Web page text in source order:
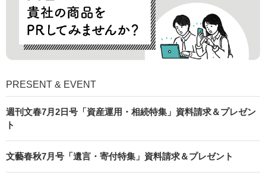
PRESENT & EVENT
週刊文春7月2日号「資産運用・相続特集」資料請求＆プレゼン
ト
文藝春秋7月号「遺言・寄付特集」資料請求＆プレゼント